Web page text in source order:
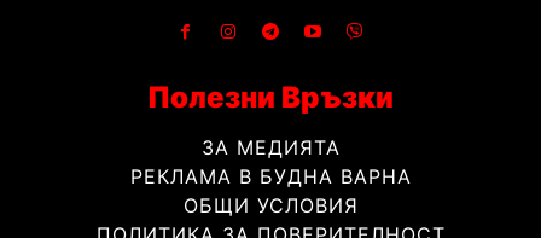
Полезни Връзки
ЗА МЕДИЯТА
РЕКЛАМА В БУДНА ВАРНА
ОБЩИ УСЛОВИЯ